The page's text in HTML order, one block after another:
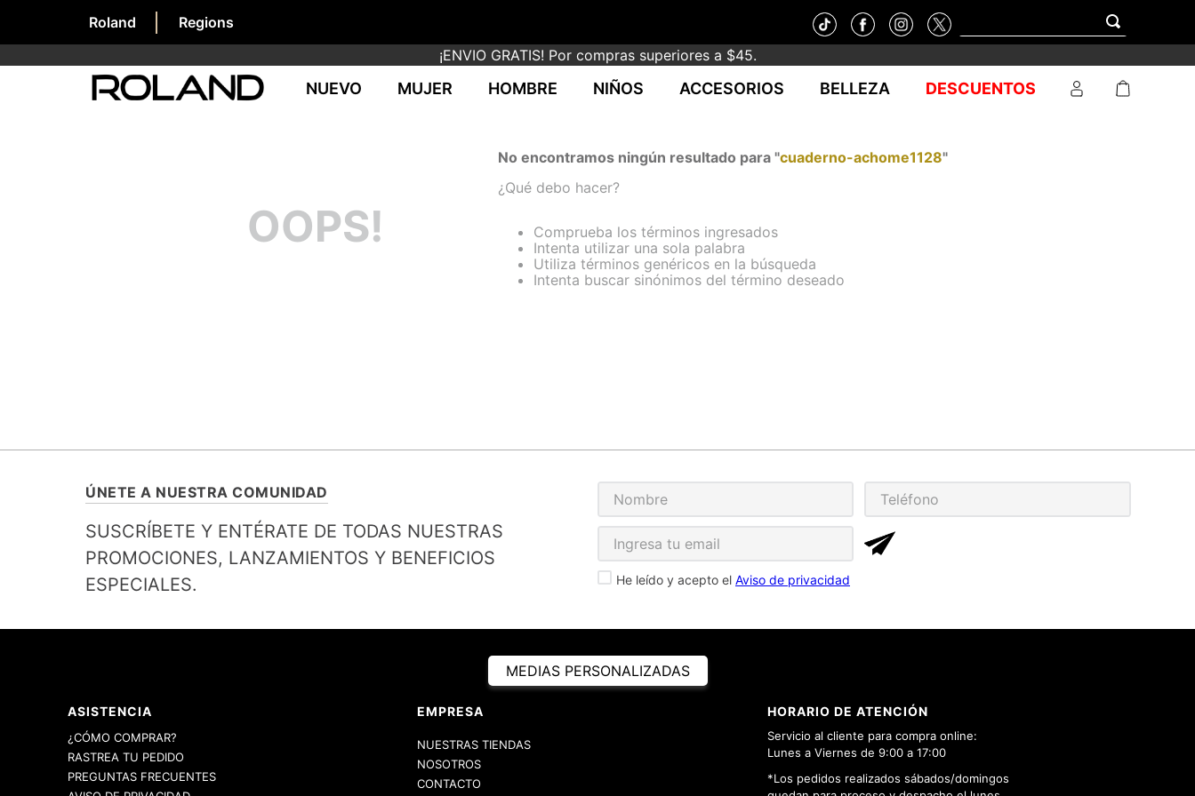
Roland
Regions
¡ENVIO GRATIS! Por compras superiores a $45.
NUEVO MUJER HOMBRE NIÑOS ACCESORIOS BELLEZA DESCUENTOS
OOPS!
No encontramos ningún resultado para "cuaderno-achome1128"
¿Qué debo hacer?
Comprueba los términos ingresados
Intenta utilizar una sola palabra
Utiliza términos genéricos en la búsqueda
Intenta buscar sinónimos del término deseado
ÚNETE A NUESTRA COMUNIDAD
SUSCRÍBETE Y ENTÉRATE DE TODAS NUESTRAS
PROMOCIONES, LANZAMIENTOS Y BENEFICIOS
ESPECIALES.
He leído y acepto el Aviso de privacidad
MEDIAS PERSONALIZADAS
ASISTENCIA
¿CÓMO COMPRAR?
RASTREA TU PEDIDO
PREGUNTAS FRECUENTES
EMPRESA
NUESTRAS TIENDAS
NOSOTROS
CONTACTO
HORARIO DE ATENCIÓN
Servicio al cliente para compra online:
Lunes a Viernes de 9:00 a 17:00
*Los pedidos realizados sábados/domingos